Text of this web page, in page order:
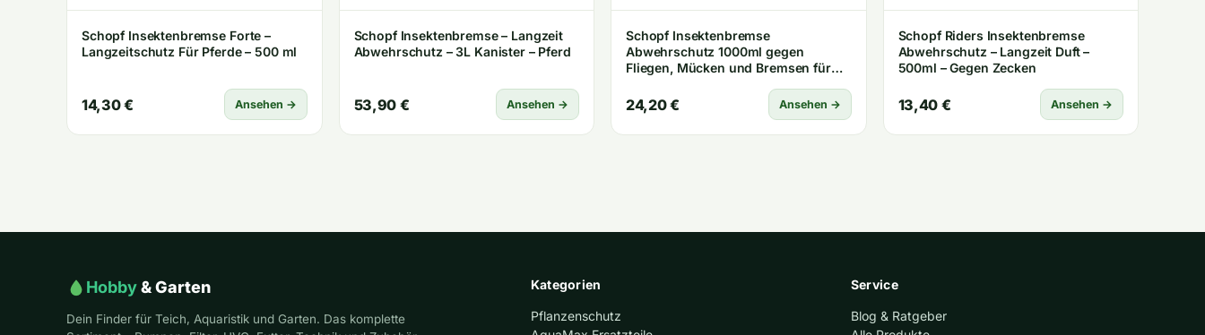
Schopf Insektenbremse Forte –
Langzeitschutz Für Pferde – 500 ml
14,30 € Ansehen →
Schopf Insektenbremse – Langzeit
Abwehrschutz – 3L Kanister – Pferd
53,90 € Ansehen →
Schopf Insektenbremse
Abwehrschutz 1000ml gegen
Fliegen, Mücken und Bremsen für
80 characters exactly. Wait, no:
Actual output must be exactly 80
characters. Let me ensure: „Schopf
24,20 € Ansehen →
Schopf Riders Insektenbremse
Abwehrschutz – Langzeit Duft –
500ml – Gegen Zecken
13,40 € Ansehen →
Hobby& Garten
Dein Finder für Teich, Aquaristik und Garten. Das komplette
Kategorien
Pflanzenschutz
Service
Blog & Ratgeber